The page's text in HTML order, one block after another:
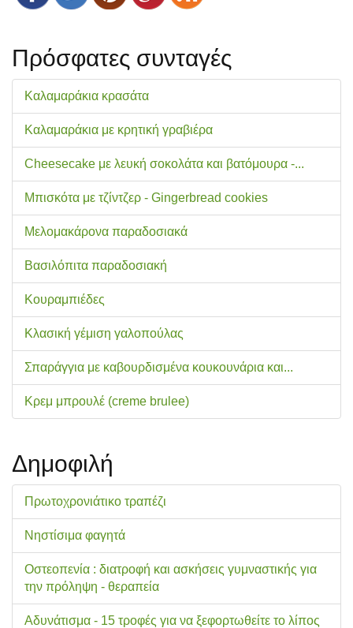
Πρόσφατες συνταγές
Καλαμαράκια κρασάτα
Καλαμαράκια με κρητική γραβιέρα
Cheesecake με λευκή σοκολάτα και βατόμουρα -...
Μπισκότα με τζίντζερ - Gingerbread cookies
Μελομακάρονα παραδοσιακά
Βασιλόπιτα παραδοσιακή
Κουραμπιέδες
Κλασική γέμιση γαλοπούλας
Σπαράγγια με καβουρδισμένα κουκουνάρια και...
Κρεμ μπρουλέ (creme brulee)
Δημοφιλή
Πρωτοχρονιάτικο τραπέζι
Νηστίσιμα φαγητά
Οστεοπενία : διατροφή και ασκήσεις γυμναστικής για
την πρόληψη - θεραπεία
Αδυνάτισμα - 15 τροφές για να ξεφορτωθείτε το λίπος